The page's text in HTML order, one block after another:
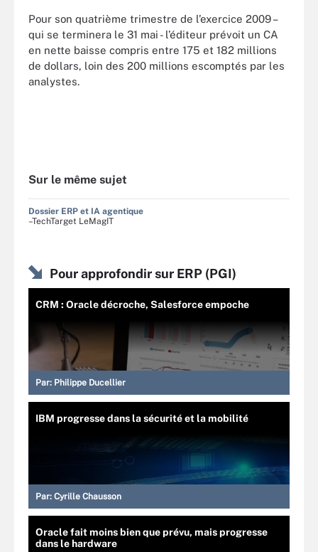
Pour son quatrième trimestre de l’exercice 2009 –
qui se terminera le 31 mai - l’éditeur prévoit un CA
en nette baisse compris entre 175 et 182 millions
de dollars, loin des 200 millions escomptés par les
analystes.
Sur le même sujet
Dossier ERP et IA agentique
–TechTarget LeMagIT
Pour approfondir sur ERP (PGI)
CRM : Oracle décroche, Salesforce empoche
Par: Philippe Ducellier
IBM progresse dans la sécurité et la mobilité
Par: Cyrille Chausson
Oracle fait moins bien que prévu, mais progresse
dans le hardware